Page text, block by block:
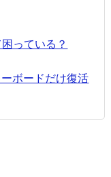
っている？
ボードだけ復活